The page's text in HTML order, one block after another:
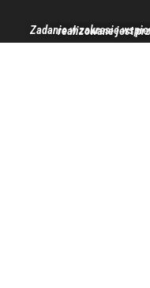
Zadanie w zakresie wspierania i